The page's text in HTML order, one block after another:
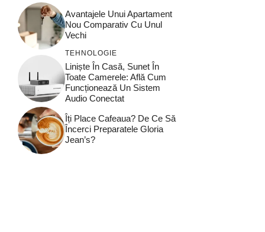
Avantajele Unui Apartament
Nou Comparativ Cu Unul
Vechi
TEHNOLOGIE
Liniște În Casă, Sunet În
Toate Camerele: Află Cum
Funcționează Un Sistem
Audio Conectat
Îți Place Cafeaua? De Ce Să
Încerci Preparatele Gloria
Jean’s?